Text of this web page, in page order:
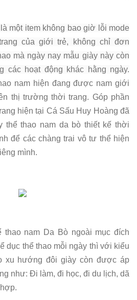
một item không bao giờ lỗi mode
của giới trẻ, không chỉ đơn
mà ngày nay mẫu giày này còn
các hoạt động khác hằng ngày.
nam hiện đang được nam giới
thị trường thời trang. Góp phần
hiện tại Cá Sấu Huy Hoàng đã
thể thao nam da bò thiết kế thời
để các chàng trai vô tư thể hiện
mình.
thao nam Da Bò ngoài mục đích
dục thể thao mỗi ngày thì với kiểu
xu hướng đôi giày còn được áp
như: Đi làm, đi học, đi du lịch, dã